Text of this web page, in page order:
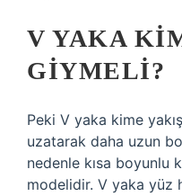
V YAKA
GIYMELI?
Peki V yaka kime
uzatarak daha uzun
nedenle kısa boyunlu
modelidir. V yaka yüz